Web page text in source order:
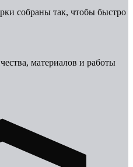
собраны так, чтобы быстро
материалов и работы